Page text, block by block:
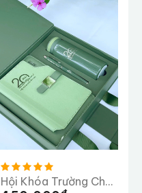
Hội Khóa Trường Chu Văn An 20 Năm Ngày Trở Về